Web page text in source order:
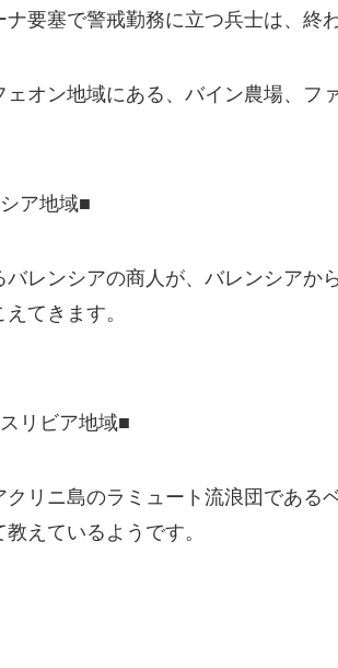
ナ要塞で警戒勤務に立つ兵士は、終
ェオン地域にある、バイン農場、
ア地域■
バレンシアの商人が、バレンシア
てきます。
リビア地域■
クリニ島のラミュート流浪団であ
教えているようです。